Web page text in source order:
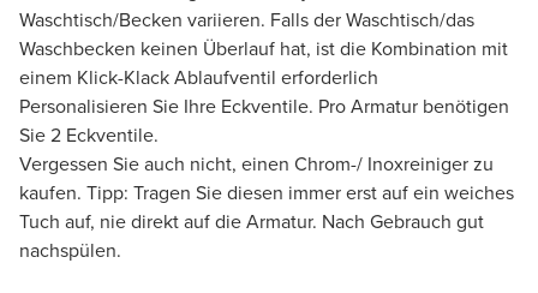
Waschtisch/Becken variieren. Falls der Waschtisch/das
Waschbecken keinen Überlauf hat, ist die Kombination mit
einem Klick-Klack Ablaufventil erforderlich
Personalisieren Sie Ihre Eckventile. Pro Armatur benötigen
Sie 2 Eckventile.
Vergessen Sie auch nicht, einen Chrom-/ Inoxreiniger zu
kaufen. Tipp: Tragen Sie diesen immer erst auf ein weiches
Tuch auf, nie direkt auf die Armatur. Nach Gebrauch gut
nachspülen.